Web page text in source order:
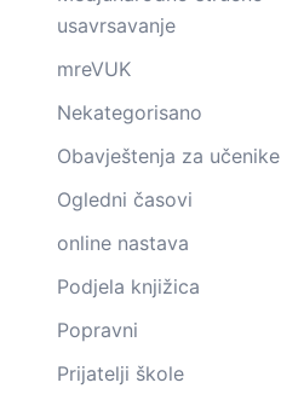
usavrsavanje
mreVUK
Nekategorisano
Obavještenja za učenike
Ogledni časovi
online nastava
Podjela knjižica
Popravni
Prijatelji škole